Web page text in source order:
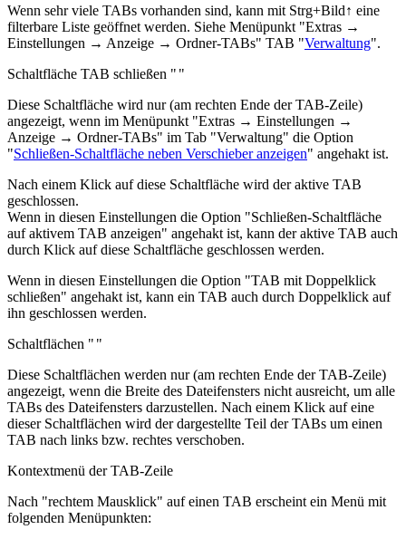
Wenn sehr viele TABs vorhanden sind, kann mit Strg+Bild↑ eine
filterbare Liste geöffnet werden. Siehe Menüpunkt "Extras →
Einstellungen → Anzeige → Ordner-TABs" TAB "Verwaltung".
Schaltfläche TAB schließen " "
Diese Schaltfläche wird nur (am rechten Ende der TAB-Zeile)
angezeigt, wenn im Menüpunkt "Extras → Einstellungen →
Anzeige → Ordner-TABs" im Tab "Verwaltung" die Option
"Schließen-Schaltfläche neben Verschieber anzeigen" angehakt ist.
Nach einem Klick auf diese Schaltfläche wird der aktive TAB
geschlossen.
Wenn in diesen Einstellungen die Option "Schließen-Schaltfläche
auf aktivem TAB anzeigen" angehakt ist, kann der aktive TAB auch
durch Klick auf diese Schaltfläche geschlossen werden.
Wenn in diesen Einstellungen die Option "TAB mit Doppelklick
schließen" angehakt ist, kann ein TAB auch durch Doppelklick auf
ihn geschlossen werden.
Schaltflächen " "
Diese Schaltflächen werden nur (am rechten Ende der TAB-Zeile)
angezeigt, wenn die Breite des Dateifensters nicht ausreicht, um alle
TABs des Dateifensters darzustellen. Nach einem Klick auf eine
dieser Schaltflächen wird der dargestellte Teil der TABs um einen
TAB nach links bzw. rechtes verschoben.
Kontextmenü der TAB-Zeile
Nach "rechtem Mausklick" auf einen TAB erscheint ein Menü mit
folgenden Menüpunkten: